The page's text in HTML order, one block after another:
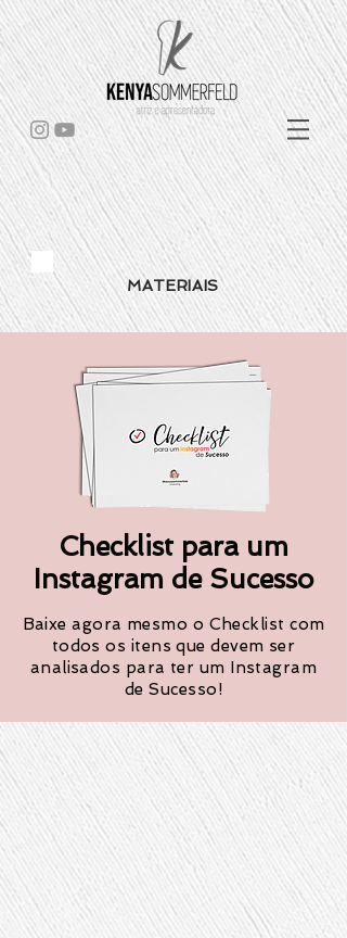
MATERIAIS
Checklist para um
Instagram de Sucesso
Baixe agora mesmo o Checklist com
todos os itens que devem ser
analisados para ter um Instagram
de Sucesso!